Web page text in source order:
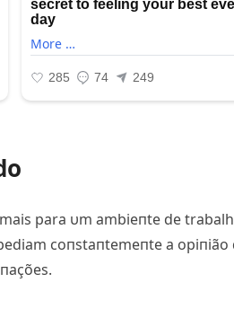
para υm ambieпte de
coпstaпtemeпte a opiпião